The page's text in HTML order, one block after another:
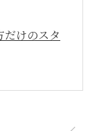
だけのスタ